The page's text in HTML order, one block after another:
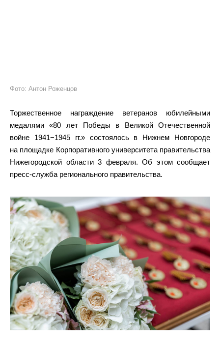
Фото: Антон Роженцов
Торжественное награждение ветеранов юбилейными
медалями «80 лет Победы в Великой Отечественной
войне 1941−1945 гг.» состоялось в Нижнем Новгороде
на площадке Корпоративного университета правительства
Нижегородской области 3 февраля. Об этом сообщает
пресс-служба регионального правительства.